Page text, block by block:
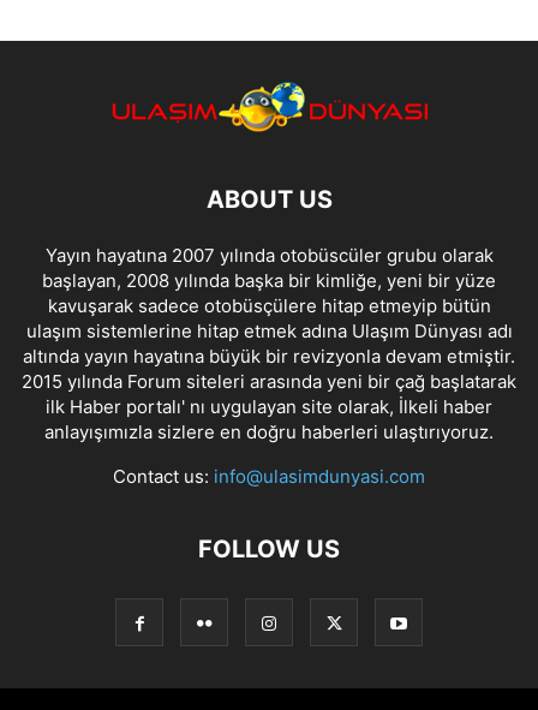
ABOUT US
Yayın hayatına 2007 yılında otobüscüler grubu olarak
başlayan, 2008 yılında başka bir kimliğe, yeni bir yüze
kavuşarak sadece otobüsçülere hitap etmeyip bütün
ulaşım sistemlerine hitap etmek adına Ulaşım Dünyası adı
altında yayın hayatına büyük bir revizyonla devam etmiştir.
2015 yılında Forum siteleri arasında yeni bir çağ başlatarak
ilk Haber portalı' nı uygulayan site olarak, İlkeli haber
anlayışımızla sizlere en doğru haberleri ulaştırıyoruz.
Contact us: info@ulasimdunyasi.com
FOLLOW US